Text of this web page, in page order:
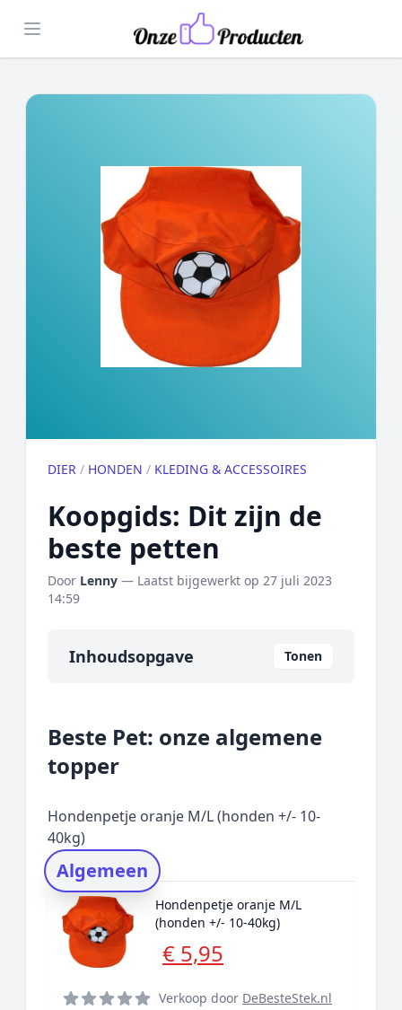
Open menu
DIER / HONDEN / KLEDING & ACCESSOIRES
Koopgids: Dit zijn de
beste petten
Door Lenny — Laatst bijgewerkt op 27 juli 2023
14:59
Inhoudsopgave Tonen
Onze algemene topper
Prijs topper
Rating topper
Onderzoeksmethode
Alternatieven
Prijsniveaus
Beste Pet: onze algemene
topper
Hondenpetje oranje M/L (honden +/- 10-
40kg)
Algemeen
Hondenpetje oranje M/L
(honden +/- 10-40kg)
€ 5,95
Verkoop door DeBesteStek.nl